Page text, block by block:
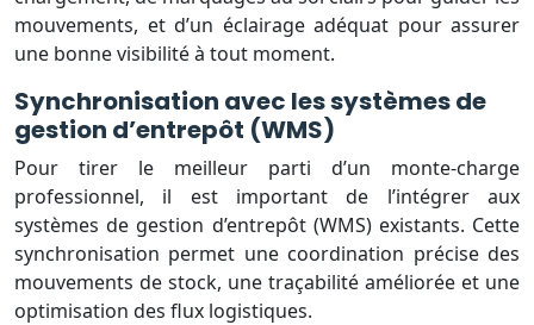
mouvements, et d’un éclairage adéquat pour assurer
une bonne visibilité à tout moment.
Synchronisation avec les systèmes de
gestion d’entrepôt (WMS)
Pour tirer le meilleur parti d’un monte-charge
professionnel, il est important de l’intégrer aux
systèmes de gestion d’entrepôt (WMS) existants. Cette
synchronisation permet une coordination précise des
mouvements de stock, une traçabilité améliorée et une
optimisation des flux logistiques.